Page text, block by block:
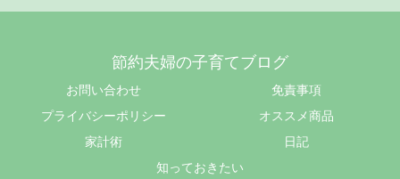
節約夫婦の子育てブログ
お問い合わせ
免責事項
プライバシーポリシー
オススメ商品
家計術
日記
知っておきたい